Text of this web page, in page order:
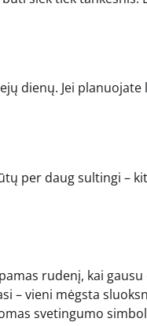
dienų. Jei planuojate
per daug sultingi –
rudenį, kai
– vieni mėgsta
svetingumo